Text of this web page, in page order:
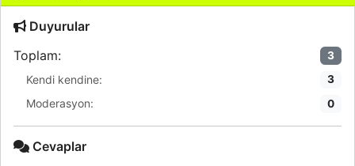
Duyurular
Toplam:
3
Kendi kendine: 3
Moderasyon: 0
Cevaplar